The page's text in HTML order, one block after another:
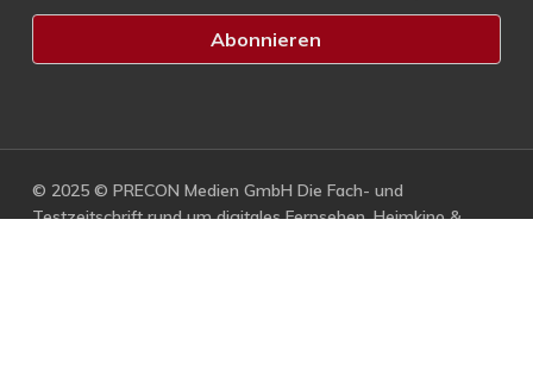
© 2025 © PRECON Medien GmbH Die Fach- und
Testzeitschrift rund um digitales Fernsehen, Heimkino &